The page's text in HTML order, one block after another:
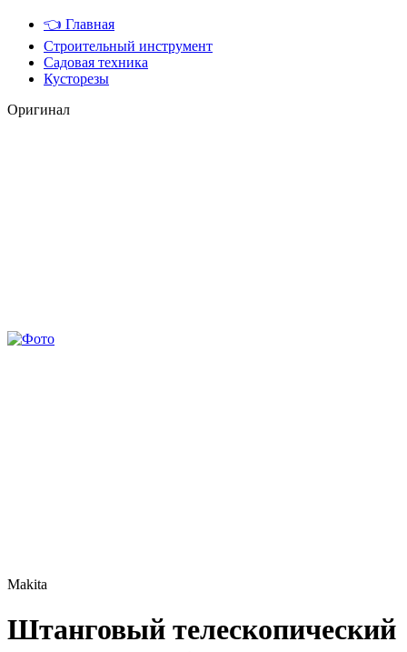
👈 Главная
Строительный инструмент
Садовая техника
Кусторезы
Оригинал
Makita
Штанговый телескопический